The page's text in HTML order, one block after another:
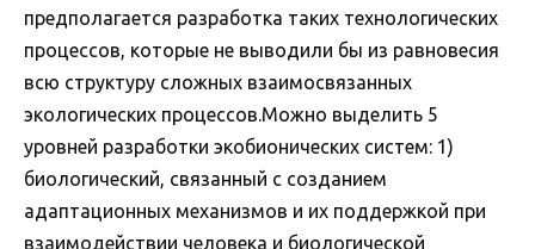
предполагается разработка таких технологических
процессов, которые не выводили бы из равновесия
всю структуру сложных взаимосвязанных
экологических процессов.Можно выделить 5
уровней разработки экобионических систем: 1)
биологический, связанный с созданием
адаптационных механизмов и их поддержкой при
взаимодействии человека и биологической